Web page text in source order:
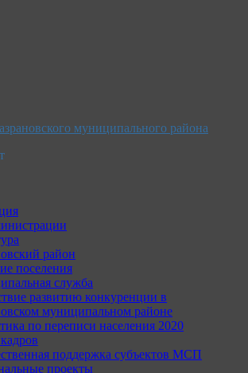
муниципального района
район
поселения
служба
развитию конкуренции в
муниципальном районе
по переписи населения 2020
поддержка субъектов МСП
проекты